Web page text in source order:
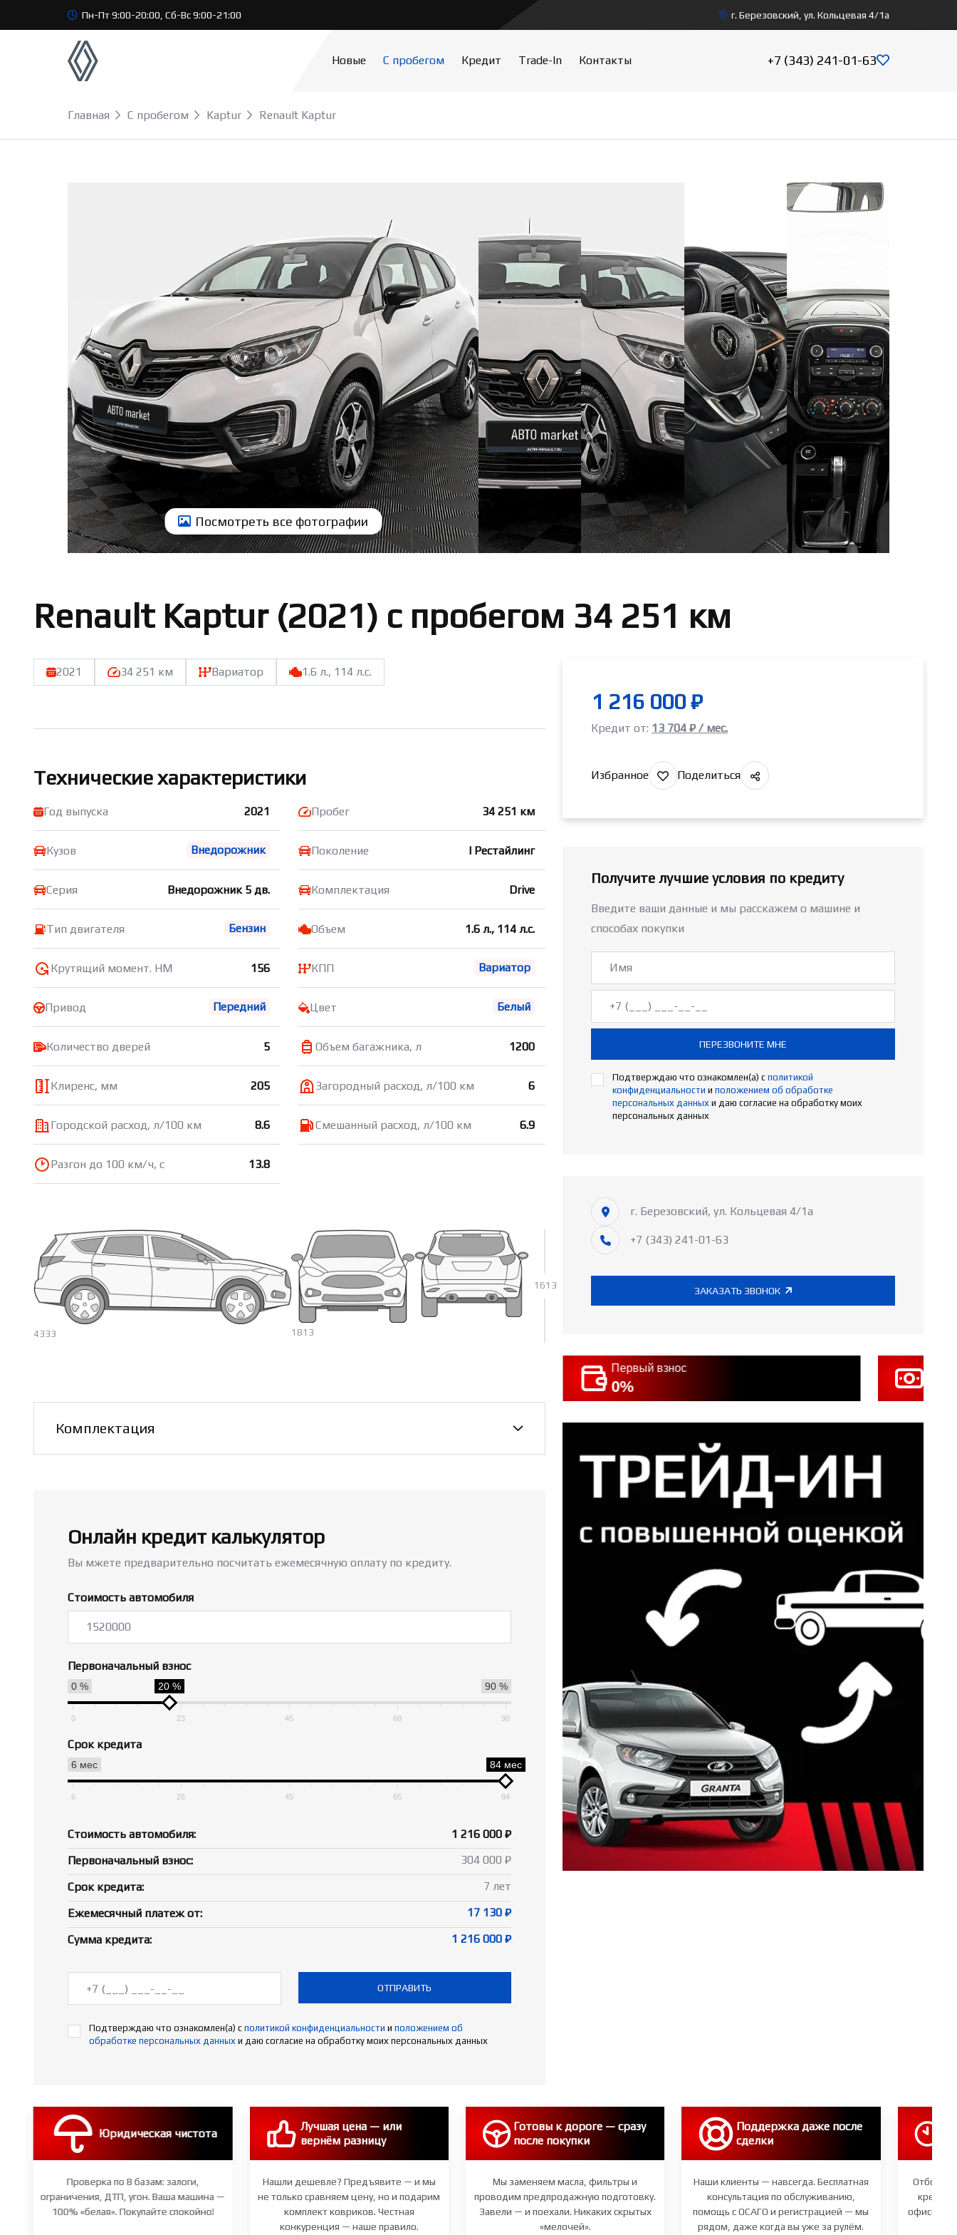
Пн-Пт 9:00-20:00, Сб-Вс 9:00-21:00 г. Березовский, ул. Кольцевая 4/1а
Новые С пробегом Кредит Trade-In Контакты +7 (343) 241-01-63
Главная С пробегом Kaptur Renault Kaptur
Посмотреть всe фотографии
Renault Kaptur (2021) с пробегом 34 251 км
2021 34 251 км Вариатор 1.6 л., 114 л.с.
Технические характеристики
Год выпуска 2021 Пробег 34 251 км
Кузов Внедорожник Поколение I Рестайлинг
Серия Внедорожник 5 дв. Комплектация Drive
Тип двигателя Бензин Объем 1.6 л., 114 л.с.
Крутящий момент. НМ 156 КПП Вариатор
Привод Передний Цвет Белый
Количество дверей 5 Объем багажника, л 1200
Клиренс, мм 205 Загородный расход, л/100 км 6
Городской расход, л/100 км 8.6 Смешанный расход, л/100 км 6.9
Разгон до 100 км/ч, с 13.8
4333 1813
1613
Комплектация
Онлайн кредит калькулятор
Вы мжете предварительно посчитать ежемесячную оплату по кредиту.
Стоимость автомобиля
Первоначальный взнос
0 % 90 %
20 %
0 23 45 68 90
Срок кредита
6 мес 84 мес
6 26 45 65 84
Стоимость автомобиля:
1 216 000 ₽
Первоначальный взнос:
304 000 ₽
Срок кредита:
7 лет
Ежемесячный платеж от:
17 130 ₽
Сумма кредита:
1 216 000 ₽
ОТПРАВИТЬ
Подтверждаю что ознакомлен(а) с политикой конфиденциальности и положением об
обработке персональных данных и даю согласие на обработку моих персональных данных
1 216 000 ₽
Кредит от: 13 704 ₽ / мес.
Избранное Поделиться
Получите лучшие условия по кредиту
Введите ваши данные и мы расскажем о машине и
способах покупки
ПЕРЕЗВОНИТЕ МНЕ
Подтверждаю что ознакомлен(а) сполитикой
конфиденциальности иположением об обработке
персональных данных и даю согласие на обработку моих
персональных данных
г. Березовский, ул. Кольцевая 4/1а
+7 (343) 241-01-63
ЗАКАЗАТЬ ЗВОНОК
Первый взнос
0%
Юридическая чистота
Проверка по 8 базам: залоги,
ограничения, ДТП, угон. Ваша машина —
100% «белая». Покупайте спокойно!
Лучшая цена — или
вернём разницу
Нашли дешевле? Предъявите — и мы
не только сравняем цену, но и подарим
комплект ковриков. Честная
конкуренция — наше правило.
Готовы к дороге — сразу
после покупки
Мы заменяем масла, фильтры и
проводим предпродажную подготовку.
Завели — и поехали. Никаких скрытых
«мелочей».
Поддержка даже после
сделки
Наши клиенты — навсегда. Бесплатная
консультация по обслуживанию,
помощь с ОСАГО и регистрацией — мы
рядом, даже когда вы уже за рулём.
Отбор
кредит
офисе. Вы